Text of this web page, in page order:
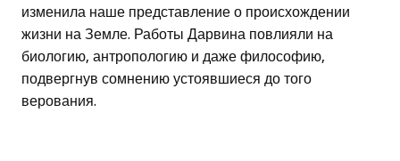
изменила наше представление о происхождении
жизни на Земле. Работы Дарвина повлияли на
биологию, антропологию и даже философию,
подвергнув сомнению устоявшиеся до того
верования.